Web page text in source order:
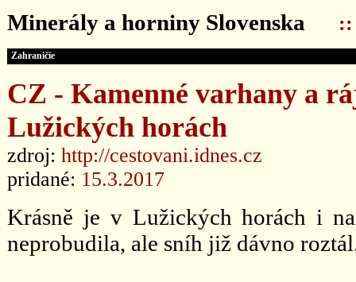
Minerály a horniny Slovenska ::
Zahraničie
CZ - Kamenné varhany a
Lužických horách
zdroj: http://cestovani.idnes.cz
pridané: 15.3.2017
Krásně je v Lužických horách i
neprobudila, ale sníh již dávno